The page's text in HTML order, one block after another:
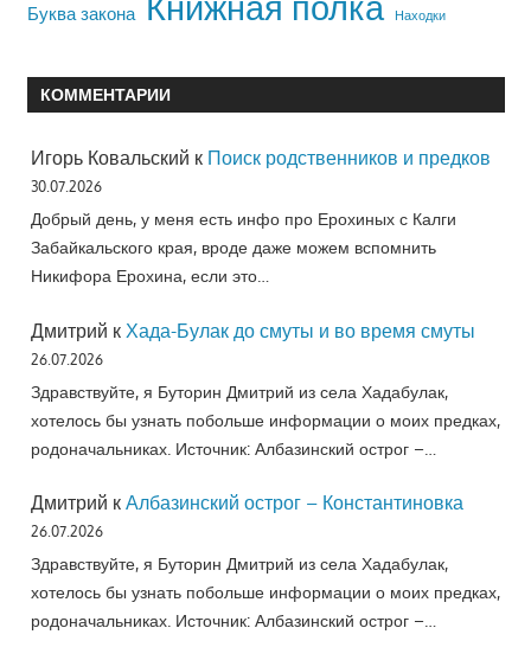
Буква закона Находки
КОММЕНТАРИИ
Игорь Ковальский к Поиск родственников и предков
30.07.2026
Добрый день, у меня есть инфо про Ерохиных с Калги
Забайкальского края, вроде даже можем вспомнить
Никифора Ерохина, если это…
Дмитрий к Хада-Булак до смуты и во время смуты
26.07.2026
Здравствуйте, я Буторин Дмитрий из села Хадабулак,
хотелось бы узнать побольше информации о моих предках,
родоначальниках. Источник: Албазинский острог –…
Дмитрий к Албазинский острог – Константиновка
26.07.2026
Здравствуйте, я Буторин Дмитрий из села Хадабулак,
хотелось бы узнать побольше информации о моих предках,
родоначальниках. Источник: Албазинский острог –…